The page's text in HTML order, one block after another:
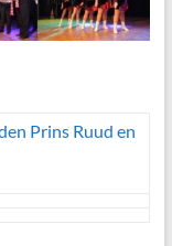
Prins Ruud en